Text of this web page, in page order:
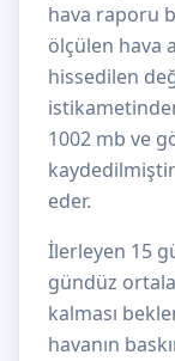
hava raporu
ölçülen hava
hissedilen
1002 mb ve
eder.
İlerleyen 15
gündüz
kalması
havanın